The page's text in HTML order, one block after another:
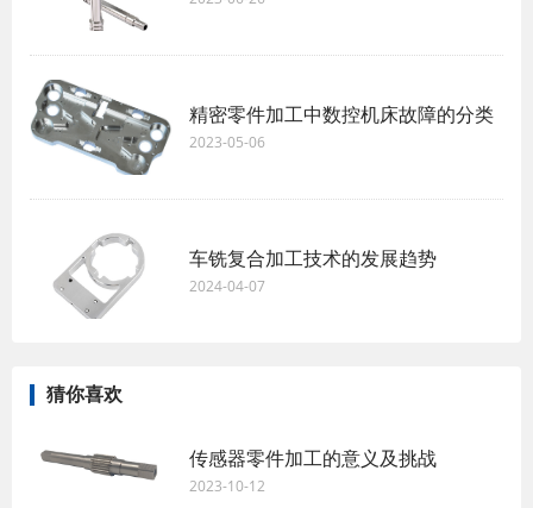
精密零件加工中数控机床故障的分类
2023-05-06
车铣复合加工技术的发展趋势
2024-04-07
猜你喜欢
传感器零件加工的意义及挑战
2023-10-12